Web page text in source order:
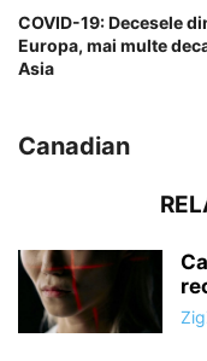
COVID-19: Decesele
Europa, mai multe
Asia
Canadian